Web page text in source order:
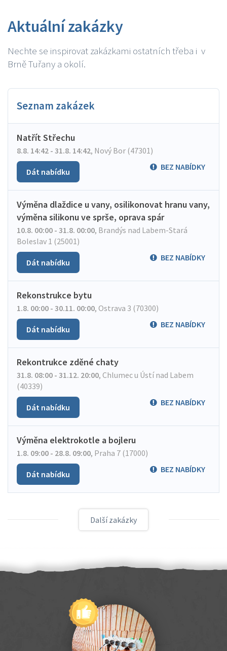
Aktuální zakázky
Nechte se inspirovat zakázkami ostatních třeba i v
Brně Tuřany a okolí.
Seznam zakázek
Natřít Střechu
8.8. 14:42 - 31.8. 14:42, Nový Bor (47301)
BEZ NABÍDKY
Dát nabídku
Výměna dlaždice u vany, osilikonovat hranu vany,
výměna silikonu ve sprše, oprava spár
10.8. 00:00 - 31.8. 00:00, Brandýs nad Labem-Stará
Boleslav 1 (25001)
BEZ NABÍDKY
Dát nabídku
Rekonstrukce bytu
1.8. 00:00 - 30.11. 00:00, Ostrava 3 (70300)
BEZ NABÍDKY
Dát nabídku
Rekontrukce zděné chaty
31.8. 08:00 - 31.12. 20:00, Chlumec u Ústí nad Labem
(40339)
BEZ NABÍDKY
Dát nabídku
Výměna elektrokotle a bojleru
1.8. 09:00 - 28.8. 09:00, Praha 7 (17000)
BEZ NABÍDKY
Dát nabídku
Další zakázky